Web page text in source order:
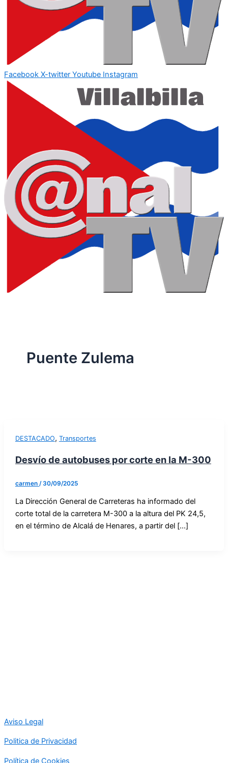
Facebook X-twitter Youtube Instagram
Puente Zulema
DESTACADO, Transportes
Desvío de autobuses por corte en la M-300
carmen /30/09/2025
La Dirección General de Carreteras ha informado del
corte total de la carretera M-300 a la altura del PK 24,5,
en el término de Alcalá de Henares, a partir del […]
Aviso Legal
Politica de Privacidad
Política de Cookies